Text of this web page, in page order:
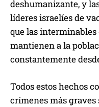
deshumanizante, y
líderes israelíes de
que las interminables
mantienen a la
constantemente
Todos estos hechos
crímenes más graves